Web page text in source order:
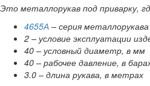
Это металлорукав под приварку,
4655А – серия металлорукава
2 – условие эксплуатации
40 – условный диаметр, в мм
40 – рабочее давление, в
3.0 – длина рукава, в метрах